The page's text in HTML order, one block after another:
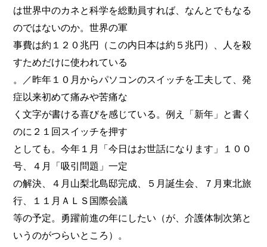
は世界中のカネと科学を総動員すれば、なんとでもなる
のではないのか。世界の軍
事費は約１２０兆円（この内日本は約５兆円）、人を殺
すためだけに使われている
。／昨年１０月からパソコンのスイッチを工夫して、発
症以来初めて痛みや苦痛な
く文字が書ける喜びを感じている。例え「新年」と書く
のに２１回スイッチを押す
としても。今年１月「今日はお世話になります」１００
号、４月「吸引問題」一定
の解決、４月山梨北島邸完成、５月誕生会、７月東北旅
行、１１月ＡＬＳ国際会議
等の予定。勇躍前進の年にしたい（が、介護体制次第と
いうのがつらいところ）。